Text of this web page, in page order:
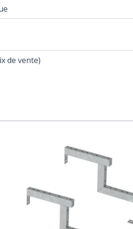
de vente)
carousel is possible using the